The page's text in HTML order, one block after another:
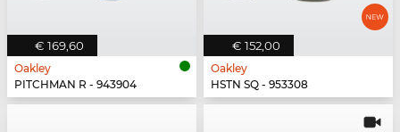
€ 169,60
Oakley
PITCHMAN R - 943904
€ 152,00
Oakley
HSTN SQ - 953308